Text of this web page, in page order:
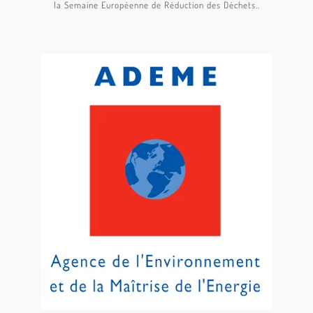
la Semaine Européenne de Réduction des Déchets..